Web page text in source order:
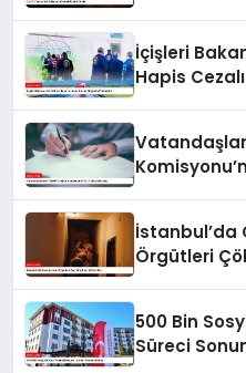
İçişleri
Hapis
İstanbul’da
Örgütleri
500 Bin
Süreci